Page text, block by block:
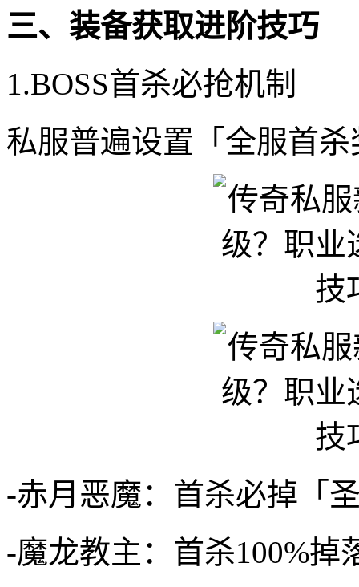
三、装备获取进阶技巧
1.BOSS首杀必抢机制
私服普遍设置「全服首
-赤月恶魔：首杀必掉「
-魔龙教主：首杀100%掉